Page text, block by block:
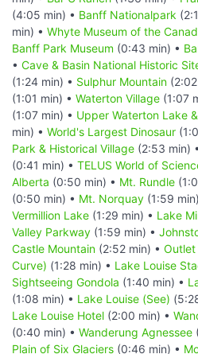
(4:05 min) • Banff Nationalpark
min) • Whyte Museum of the
Banff Park Museum (0:43 min) •
• Cave & Basin National Historic
(1:24 min) • Sulphur Mountain
(1:01 min) • Waterton Village (1:07
(1:07 min) • Upper Waterton Lake
min) • World's Largest Dinosaur
Park & Historical Village (2:53 min) •
(0:41 min) • TELUS World of
Alberta (0:50 min) • Mt. Rundle
(0:50 min) • Mt. Norquay (1:59
Vermillion Lake (1:29 min) • Lake
Valley Parkway (1:59 min) •
Castle Mountain (2:52 min) • Outlet
Curve) (1:28 min) • Lake Louise
Sightseeing Gondola (1:40 min) •
(1:08 min) • Lake Louise (See)
Lake Louise Hotel (2:00 min) •
(0:40 min) • Wanderung Agnessee
Plain of Six Glaciers (0:46 min) •